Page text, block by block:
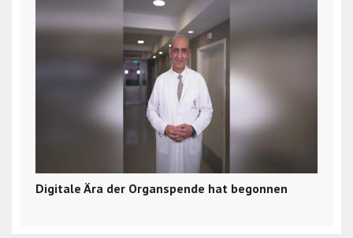
Digitale Ära der Organspende hat begonnen